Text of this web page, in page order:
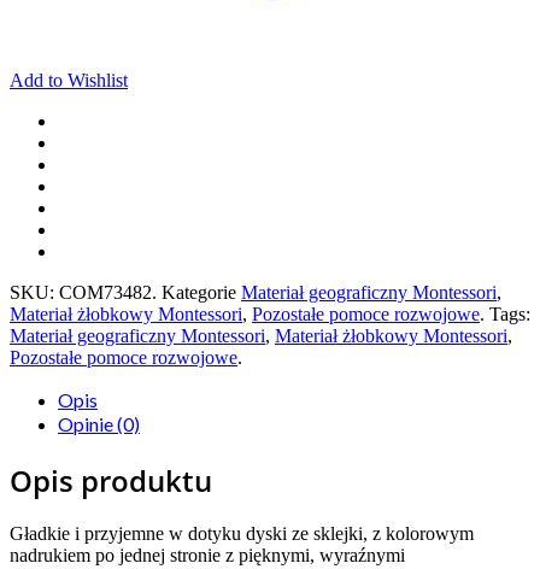
Add to Wishlist
SKU: COM73482. Kategorie Materiał geograficzny Montessori,
Materiał żłobkowy Montessori, Pozostałe pomoce rozwojowe. Tags:
Materiał geograficzny Montessori, Materiał żłobkowy Montessori,
Pozostałe pomoce rozwojowe.
Opis
Opinie (0)
Opis produktu
Gładkie i przyjemne w dotyku dyski ze sklejki, z kolorowym
nadrukiem po jednej stronie z pięknymi, wyraźnymi